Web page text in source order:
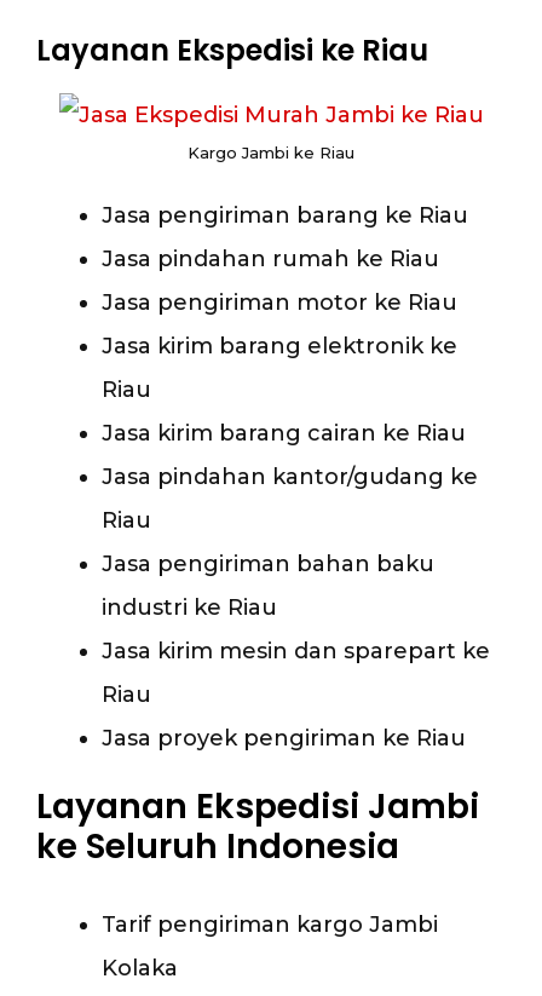
Layanan Ekspedisi ke Riau
Kargo Jambi ke Riau
Jasa pengiriman barang ke Riau
Jasa pindahan rumah ke Riau
Jasa pengiriman motor ke Riau
Jasa kirim barang elektronik ke
Riau
Jasa kirim barang cairan ke Riau
Jasa pindahan kantor/gudang ke
Riau
Jasa pengiriman bahan baku
industri ke Riau
Jasa kirim mesin dan sparepart ke
Riau
Jasa proyek pengiriman ke Riau
Layanan Ekspedisi Jambi
ke Seluruh Indonesia
Tarif pengiriman kargo Jambi
Kolaka